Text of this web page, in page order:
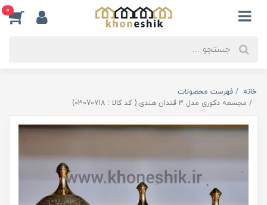
0
خانه
فهرست محصولات
مجسمه دکوری مدل 3 قندان هندی ( کد کالا : 03070718)